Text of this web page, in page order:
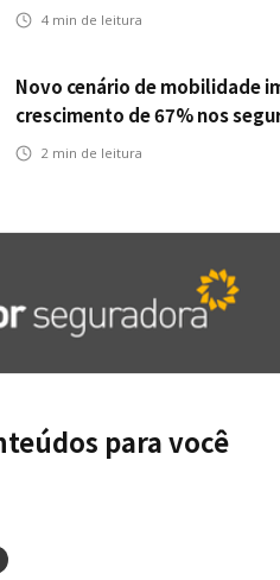
leitura e empregabilidade
4 min de leitura
Novo cenário de mobilidade
crescimento de 67% nos
veículos elétricos da Bradesco
2 min de leitura
para você